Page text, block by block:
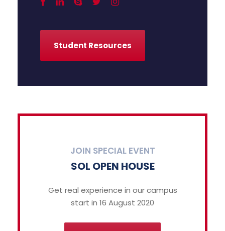
Student Resources
JOIN SPECIAL EVENT
SOL OPEN HOUSE
Get real experience in our campus
start in 16 August 2020